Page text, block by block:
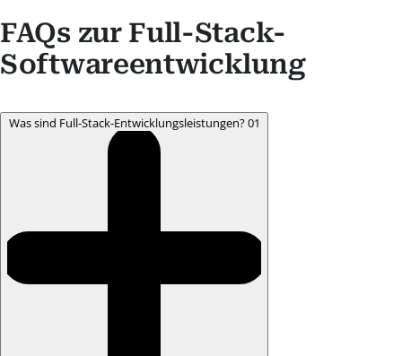
FAQs zur Full-Stack-
Softwareentwicklung
Was sind Full-Stack-Entwicklungsleistungen?01